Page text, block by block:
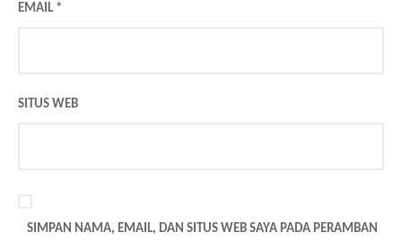
EMAIL *
SITUS WEB
SIMPAN NAMA, EMAIL, DAN SITUS WEB SAYA PADA PERAMBAN